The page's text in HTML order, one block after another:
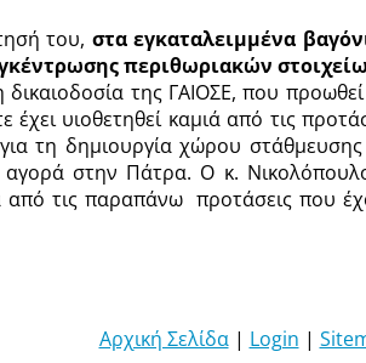
του, στα εγκαταλειμμένα
περιθωριακών
δικαιοδοσία της ΓΑΙΟΣΕ, που
υιοθετηθεί καμιά από τις
τη δημιουργία χώρου
αγορά στην Πάτρα. Ο κ.
από τις παραπάνω προτάσεις που
Αρχική Σελίδα| Login |